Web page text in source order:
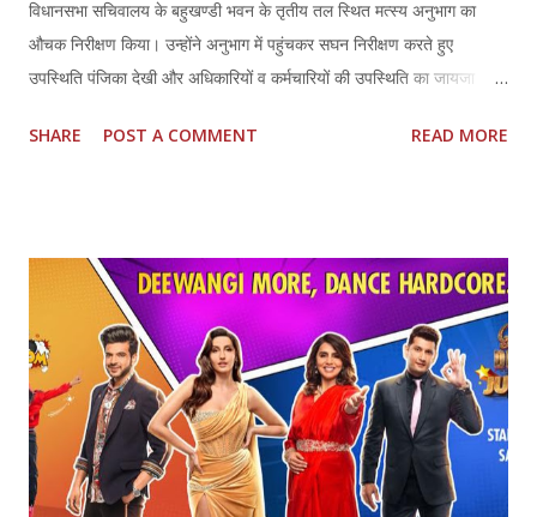
विधानसभा सचिवालय के बहुखण्डी भवन के तृतीय तल स्थित मत्स्य अनुभाग का
औचक निरीक्षण किया। उन्होंने अनुभाग में पहुंचकर सघन निरीक्षण करते हुए
उपस्थिति पंजिका देखी और अधिकारियों व कर्मचारियों की उपस्थिति का जायजा
कार्यालय पहुंचकर अपने कार्यों व दायित्वों का पूरी शुचिता व ईमानदारी के साथ निर्वहन
उन्होंने सभी पटल सहायकों से उनके कार्य के बार में जानकारी ली और कहा कि किसी
भी पटल पर कोई भी पत्रावली अनावश्यक रूप से लंबित नहीं रहनी चाहिए। उन्होंने
कहा कि कार्यों में किसी भी प्रकार की लापरवाही या हीलाहवाली किसी भी दशा में क्षम्य
नहीं होगी। मत्स्य विकास कैबिनेट मंत्री डा0 संजय कुमार निषाद ने सफाई व्यवस्था
पर विशेष ध्यान देन...
SHARE POST A COMMENT READ MORE